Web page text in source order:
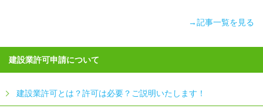
→記事一覧を見る
建設業許可申請について
建設業許可とは？許可は必要？ご説明いたします！